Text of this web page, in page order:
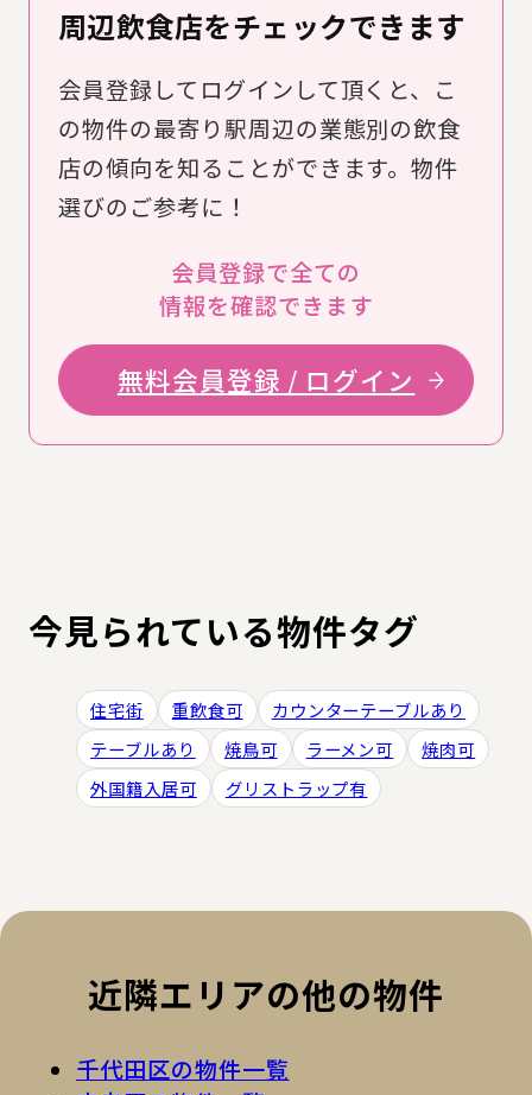
周辺飲食店をチェックできます
会員登録してログインして頂くと、こ
の物件の最寄り駅周辺の業態別の飲食
店の傾向を知ることができます。物件
選びのご参考に！
会員登録で全ての
情報を確認できます
無料会員登録 / ログイン
今見られている物件タグ
住宅街 重飲食可
カウンターテーブルあり
テーブルあり
焼鳥可 ラーメン可
焼肉可
外国籍入居可
グリストラップ有
近隣エリアの他の物件
千代田区の物件一覧